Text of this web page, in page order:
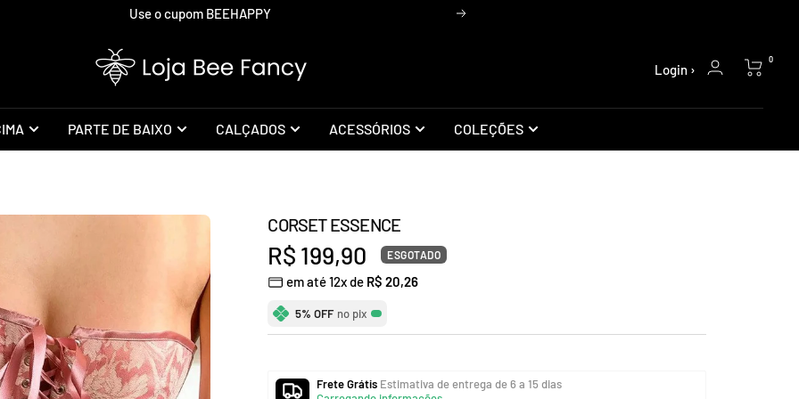
Use o cupom BEEHAPPY Próxima
Loja
Bee
Login ›
0
PARTE DE BAIXO CALÇADOS ACESSÓRIOS COLEÇÕES
CORSET ESSENCE
Preço
promocional
R$ 199,90 ESGOTADO
em até 12x de R$ 20,26
5% OFF no pix
Frete Grátis Estimativa de entrega de 6 a 15 dias